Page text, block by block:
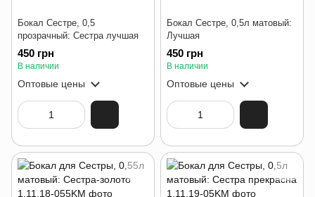
Бокал Сестре, 0,5
прозрачный: Сестра лучшая
450 грн
В наличии
Оптовые цены
Бокал Сестре, 0,5л матовый:
Лучшая
450 грн
В наличии
Оптовые цены